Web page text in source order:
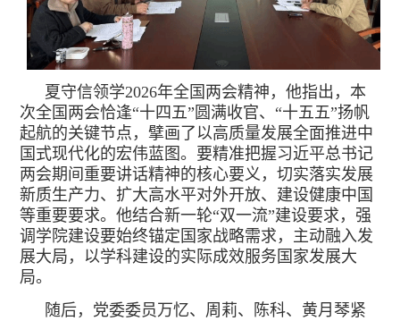
夏守信领学2026年全国两会精神，他指出，本
次全国两会恰逢“十四五”圆满收官、“十五五”扬帆
起航的关键节点，擘画了以高质量发展全面推进中
国式现代化的宏伟蓝图。要精准把握习近平总书记
两会期间重要讲话精神的核心要义，切实落实发展
新质生产力、扩大高水平对外开放、建设健康中国
等重要要求。他结合新一轮“双一流”建设要求，强
调学院建设要始终锚定国家战略需求，主动融入发
展大局，以学科建设的实际成效服务国家发展大
局。
随后，党委委员万忆、周莉、陈科、黄月琴紧